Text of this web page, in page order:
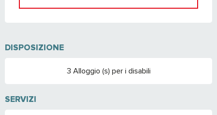
DISPOSIZIONE
3 Alloggio (s) per i disabili
SERVIZI